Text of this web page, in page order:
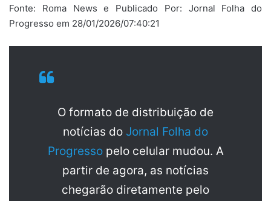
Fonte: Roma News e Publicado Por: Jornal Folha do
Progresso em 28/01/2026/07:40:21
O formato de distribuição de
notícias do Jornal Folha do
Progresso pelo celular mudou. A
partir de agora, as notícias
chegarão diretamente pelo